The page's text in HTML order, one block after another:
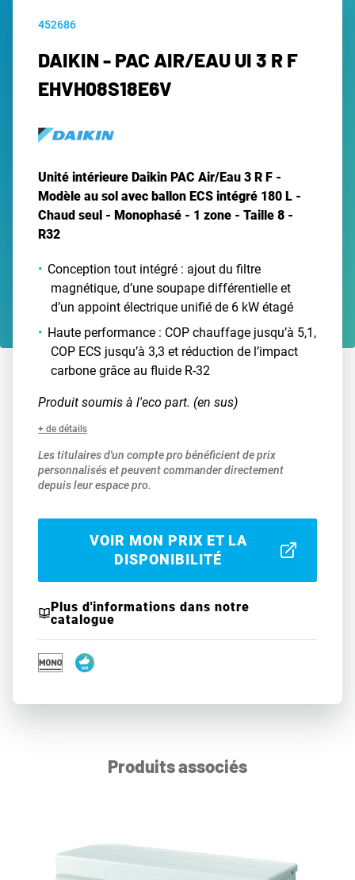
452686
DAIKIN - PAC AIR/EAU UI 3 R F
EHVH08S18E6V
Unité intérieure Daikin PAC Air/Eau 3 R F -
Modèle au sol avec ballon ECS intégré 180 L -
Chaud seul - Monophasé - 1 zone - Taille 8 -
R32
Conception tout intégré : ajout du filtre
magnétique, d’une soupape différentielle et
d’un appoint électrique unifié de 6 kW étagé
Haute performance : COP chauffage jusqu’à 5,1,
COP ECS jusqu’à 3,3 et réduction de l’impact
carbone grâce au fluide R-32
Produit soumis à l'eco part. (en sus)
+ de détails
Les titulaires d'un compte pro bénéficient de prix
personnalisés et peuvent commander directement
depuis leur espace pro.
VOIR MON PRIX ET LA
DISPONIBILITÉ
Plus d'informations dans notre
catalogue
Produits associés